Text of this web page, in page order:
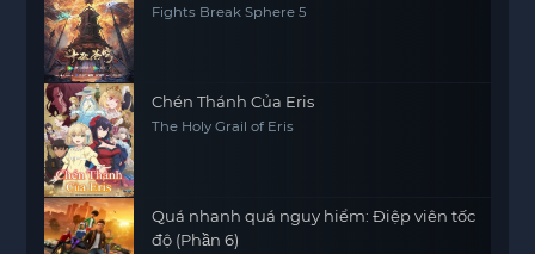
Fights Break Sphere 5
Chén Thánh Của Eris
The Holy Grail of Eris
Quá nhanh quá nguy hiểm: Điệp viên tốc
độ (Phần 6)